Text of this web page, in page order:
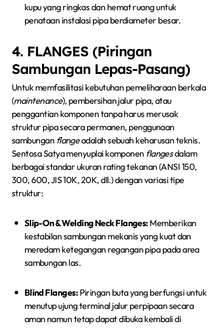
kupu yang ringkas dan hemat ruang untuk
penataan instalasi pipa berdiameter besar.
4. FLANGES (Piringan
Sambungan Lepas-Pasang)
Untuk memfasilitasi kebutuhan pemeliharaan berkala
(maintenance), pembersihan jalur pipa, atau
penggantian komponen tanpa harus merusak
struktur pipa secara permanen, penggunaan
sambungan flangeadalah sebuah keharusan teknis.
Sentosa Satya menyuplai komponen flangesdalam
berbagai standar ukuran rating tekanan (ANSI 150,
300, 600, JIS 10K, 20K, dll.) dengan variasi tipe
struktur:
Slip-On & Welding Neck Flanges:Memberikan
kestabilan sambungan mekanis yang kuat dan
meredam ketegangan regangan pipa pada area
sambungan las.
Blind Flanges:Piringan buta yang berfungsi untuk
menutup ujung terminal jalur perpipaan secara
aman namun tetap dapat dibuka kembali di